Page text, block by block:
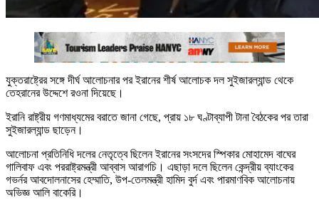
যুক্তরাষ্ট্রের সঙ্গে দীর্ঘ আলোচনার পর ইরানের শীর্ষ আলোচক দল সুইজারল্যান্ড থেকে
তেহরানের উদ্দেশে রওনা দিয়েছে।
ইরানি রাষ্ট্রীয় গণমাধ্যমের বরাতে জানা গেছে, প্রায় ১৮ ঘণ্টাব্যাপী টানা বৈঠকের পর তারা
সুইজারল্যান্ড ছাড়েন।
আলোচনা প্রতিনিধি দলের নেতৃত্বে ছিলেন ইরানের সংসদের স্পিকার মোহামেদ বাঘের
গালিবাফ এবং পররাষ্ট্রমন্ত্রী আব্বাস আরাগচি। এছাড়া দলে ছিলেন কেন্দ্রীয় ব্যাংকের
গভর্নর আবদোলনাসের হেম্মাতি, উপ-তেলমন্ত্রী হামিদ বুর্দ এবং পারমাণবিক আলোচনায়
অভিজ্ঞ আলি বাকেরি।